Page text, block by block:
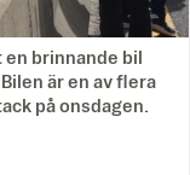
brinnande bil
är en av flera
på onsdagen.